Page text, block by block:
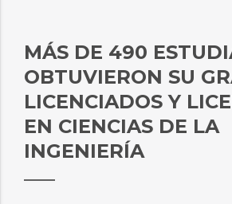
MÁS DE 490
OBTUVIERON SU
LICENCIADOS Y
EN CIENCIAS DE LA
INGENIERÍA